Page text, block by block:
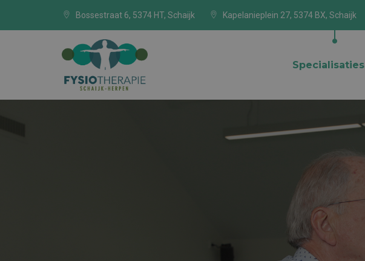
Bossestraat 6, 5374 HT, Schaijk Kapelanieplein 27, 5374 BX, Schaijk
Specialisaties